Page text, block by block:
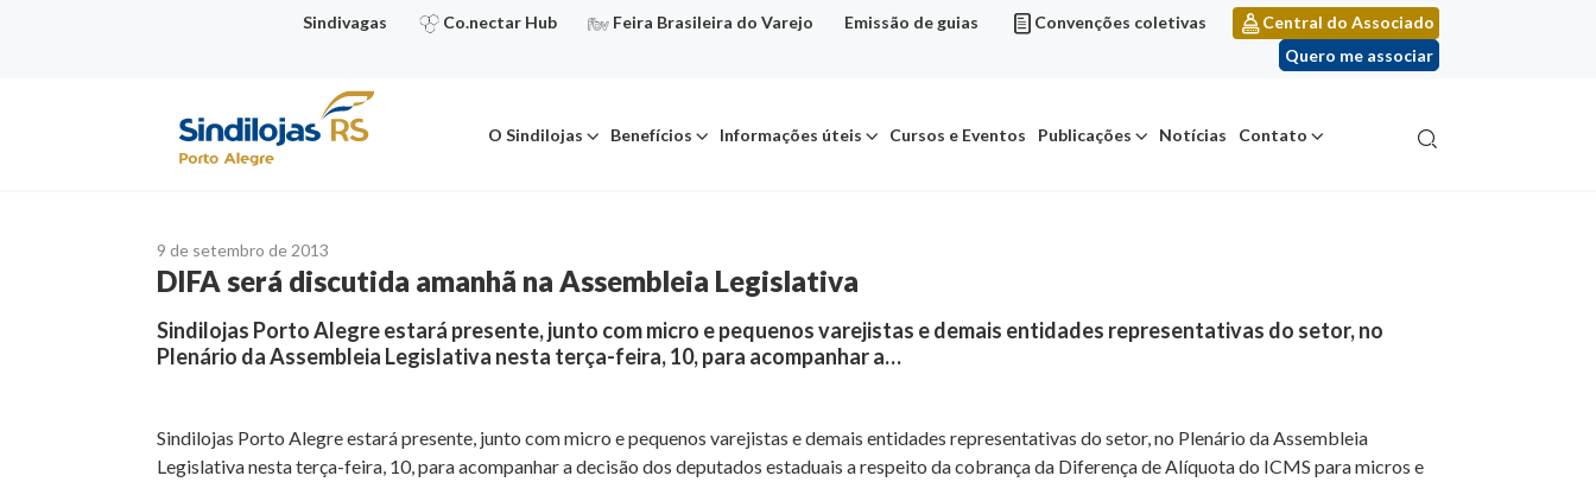
Sindivagas Co.nectar Hub Feira Brasileira do Varejo Emissão de guias Convenções coletivas
Central do Associado
Quero me associar
O Sindilojas Benefícios Informações úteis Cursos e Eventos Publicações Notícias Contato
9 de setembro de 2013
DIFA será discutida amanhã na Assembleia Legislativa
Sindilojas Porto Alegre estará presente, junto com micro e pequenos varejistas e demais entidades representativas do setor, no
Plenário da Assembleia Legislativa nesta terça-feira, 10, para acompanhar a…
Sindilojas Porto Alegre estará presente, junto com micro e pequenos varejistas e demais entidades representativas do setor, no Plenário da Assembleia
Legislativa nesta terça-feira, 10, para acompanhar a decisão dos deputados estaduais a respeito da cobrança da Diferença de Alíquota do ICMS para micros e